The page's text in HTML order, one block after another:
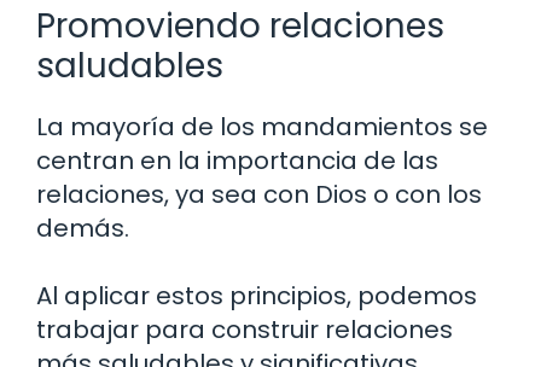
Promoviendo relaciones
saludables
La mayoría de los mandamientos se
centran en la importancia de las
relaciones, ya sea con Dios o con los
demás.
Al aplicar estos principios, podemos
trabajar para construir relaciones